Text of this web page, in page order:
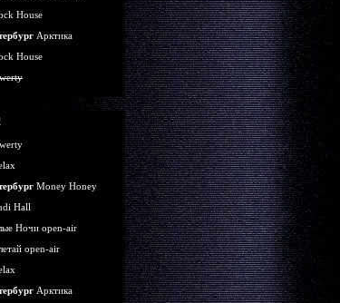
House
Арктика
House
Money Honey
Hall
Ночи open-air
open-air
Арктика